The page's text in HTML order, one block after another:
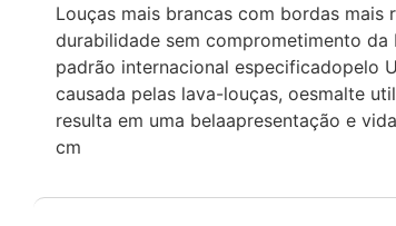
Louças mais brancas com bordas
durabilidade sem comprometimento
padrão internacional especificadopelo
causada pelas lava-louças, oesmalte
resulta em uma belaapresentação e
cm